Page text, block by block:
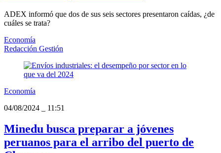
ADEX informó que dos de sus seis sectores presentaron caídas, ¿de
cuáles se trata?
Economía
Redacción Gestión
Economía
04/08/2024
11:51
Minedu busca preparar a jóvenes
peruanos para el arribo del puerto de